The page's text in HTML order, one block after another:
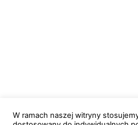
W ramach naszej witryny